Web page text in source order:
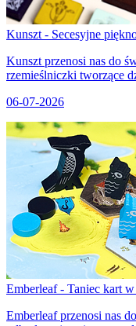
Kunszt - Secesyjne
Kunszt przenosi nas do
rzemieślniczki tworzące
06-07-2026
Emberleaf - Taniec kart
Emberleaf przenosi nas